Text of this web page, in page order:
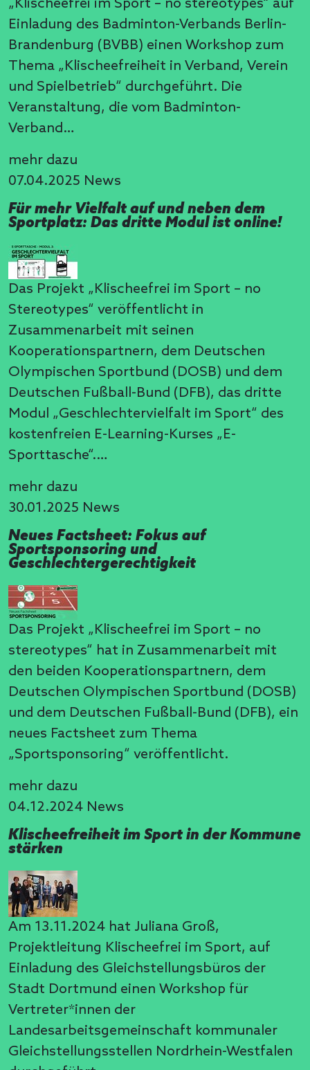
„Klischeefrei im Sport – no stereotypes“ auf
Einladung des Badminton-Verbands Berlin-
Brandenburg (BVBB) einen Workshop zum
Thema „Klischeefreiheit in Verband, Verein
und Spielbetrieb“ durchgeführt. Die
Veranstaltung, die vom Badminton-
Verband…
mehr dazu
07.04.2025 News
Für mehr Vielfalt auf und neben dem
Sportplatz: Das dritte Modul ist online!
Das Projekt „Klischeefrei im Sport – no
Stereotypes“ veröffentlicht in
Zusammenarbeit mit seinen
Kooperationspartnern, dem Deutschen
Olympischen Sportbund (DOSB) und dem
Deutschen Fußball-Bund (DFB), das dritte
Modul „Geschlechtervielfalt im Sport“ des
kostenfreien E-Learning-Kurses „E-
Sporttasche“.…
mehr dazu
30.01.2025 News
Neues Factsheet: Fokus auf
Sportsponsoring und
Geschlechtergerechtigkeit
Das Projekt „Klischeefrei im Sport – no
stereotypes“ hat in Zusammenarbeit mit
den beiden Kooperationspartnern, dem
Deutschen Olympischen Sportbund (DOSB)
und dem Deutschen Fußball-Bund (DFB), ein
neues Factsheet zum Thema
„Sportsponsoring“ veröffentlicht.
mehr dazu
04.12.2024 News
Klischeefreiheit im Sport in der Kommune
stärken
Am 13.11.2024 hat Juliana Groß,
Projektleitung Klischeefrei im Sport, auf
Einladung des Gleichstellungsbüros der
Stadt Dortmund einen Workshop für
Vertreter*innen der
Landesarbeitsgemeinschaft kommunaler
Gleichstellungsstellen Nordrhein-Westfalen